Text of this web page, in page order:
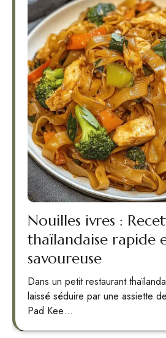
Nouilles ivres :
thaïlandaise rapide
savoureuse
Dans un petit restaurant thaïlandais animé, je me suis
laissé séduire par une assiette
Pad Kee…